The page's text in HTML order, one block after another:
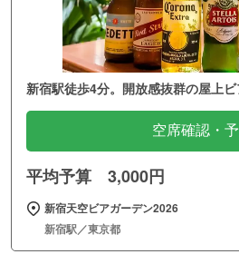
新宿駅徒歩4分。開放感抜群の屋上ビ
空席確認・
平均予算 3,000円
新宿天空ビアガーデン2026
新宿駅／東京都